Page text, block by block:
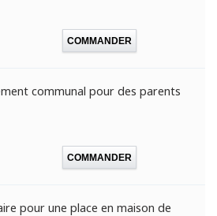
COMMANDER
communal pour des parents
COMMANDER
pour une place en maison de